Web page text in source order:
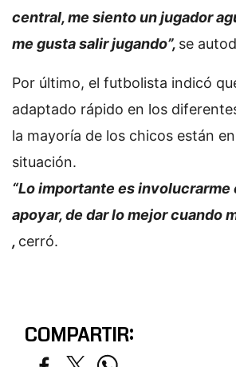
central, me siento un jugador
me gusta salir jugando”, se
Por último, el futbolista indicó
adaptado rápido en los
la mayoría de los chicos están
situación.
“Lo importante es involucrarme
apoyar, de dar lo mejor cuando
, cerró.
COMPARTIR: